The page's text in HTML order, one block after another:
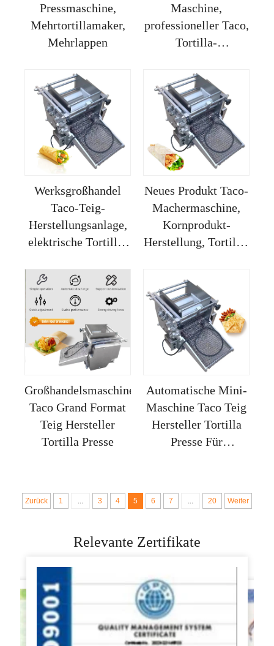
Pressmaschine,
Mehrtortillamaker,
Mehrlappen
Maschine,
professioneller Taco,
Tortilla-
Handbetrieb
Werksgroßhandel
Taco-Teig-
Herstellungsanlage,
elektrische Tortilla-
Neues Produkt Taco-
Machermaschine,
Kornprodukt-
Herstellung, Tortilla-
Großhandelsmaschine
Taco Grand Format
Teig Hersteller
Tortilla Presse
Automatische Mini-
Maschine Taco Teig
Hersteller Tortilla
Presse Für
Roti Automatisch
Zurück 1 ... 3 4 5 6 7 ... 20 Weiter
Relevante Zertifikate